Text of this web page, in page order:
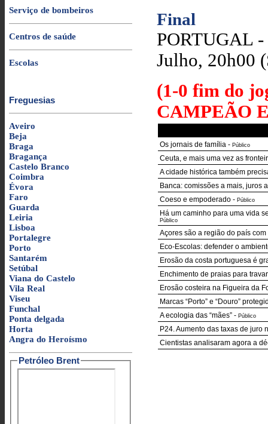
Serviço de bombeiros
Centros de saúde
Escolas
Freguesias
Aveiro
Beja
Braga
Bragança
Castelo Branco
Coimbra
Évora
Faro
Guarda
Leiria
Lisboa
Portalegre
Porto
Santarém
Setúbal
Viana do Castelo
Vila Real
Viseu
Funchal
Ponta delgada
Horta
Angra do Heroísmo
Petróleo Brent
Final
PORTUGAL
Julho, 20h00
(1-0 fim do
CAMPEÃO
Os jornais de família - Público
Ceuta, e mais uma vez as
A cidade histórica também
Banca: comissões a mais, juros
Coeso e empoderado - Público
Há um caminho para uma vida
Público
Açores são a região do país
Eco-Escolas: defender o
Erosão da costa portuguesa é
Enchimento de praias para
Erosão costeira na Figueira da
Marcas “Porto” e “Douro”
A ecologia das “mães” - Público
P24. Aumento das taxas de juro
Cientistas analisaram agora a